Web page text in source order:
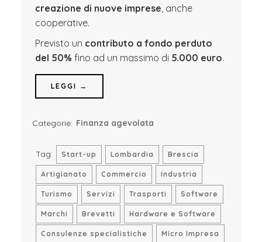
creazione di nuove imprese, anche
cooperative.
Previsto un contributo a fondo perduto
del 50% fino ad un massimo di 5.000 euro.
LEGGI →
Categorie: Finanza agevolata
Tag: Start-up Lombardia Brescia
Artigianato Commercio Industria
Turismo Servizi Trasporti Software
Marchi Brevetti Hardware e Software
Consulenze specialistiche Micro Impresa